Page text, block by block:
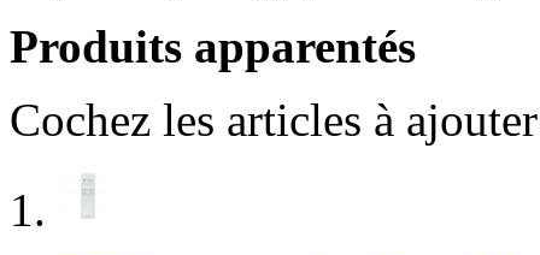
Produits apparentés
Cochez les articles à